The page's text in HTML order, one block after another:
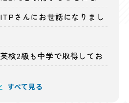
さんにお世話になりまし
検2級も中学で取得してお
すべて見る